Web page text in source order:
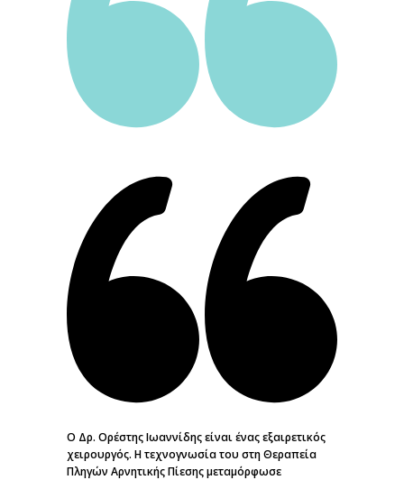
​Ο Δρ. Ορέστης Ιωαννίδης είναι ένας εξαιρετικός
χειρουργός. Η τεχνογνωσία του στη Θεραπεία
Πληγών Αρνητικής Πίεσης μεταμόρφωσε